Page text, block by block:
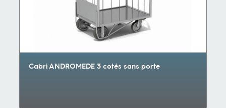
Cabri ANDROMEDE 3 cotés sans porte